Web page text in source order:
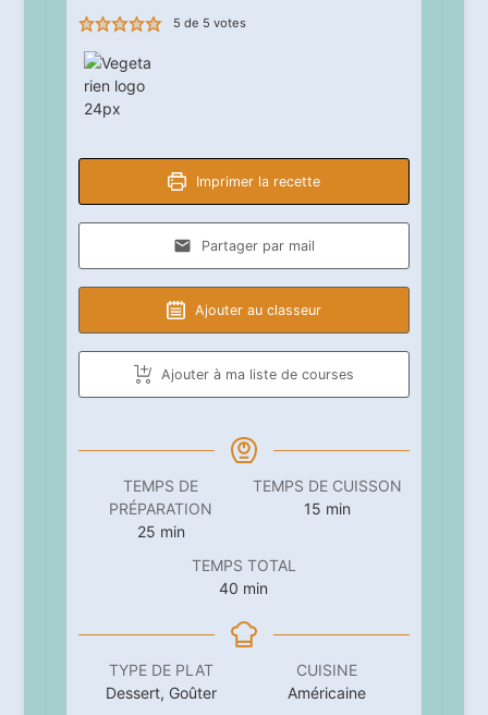
5 de 5 votes
Imprimer la recette
Partager par mail
Ajouter au classeur
Ajouter à ma liste de courses
TEMPS DE
PRÉPARATION
25minutes
min
TEMPS DE CUISSON
15minutes
min
TEMPS TOTAL
40 minutes
min
TYPE DE PLAT
Dessert, Goûter
CUISINE
Américaine